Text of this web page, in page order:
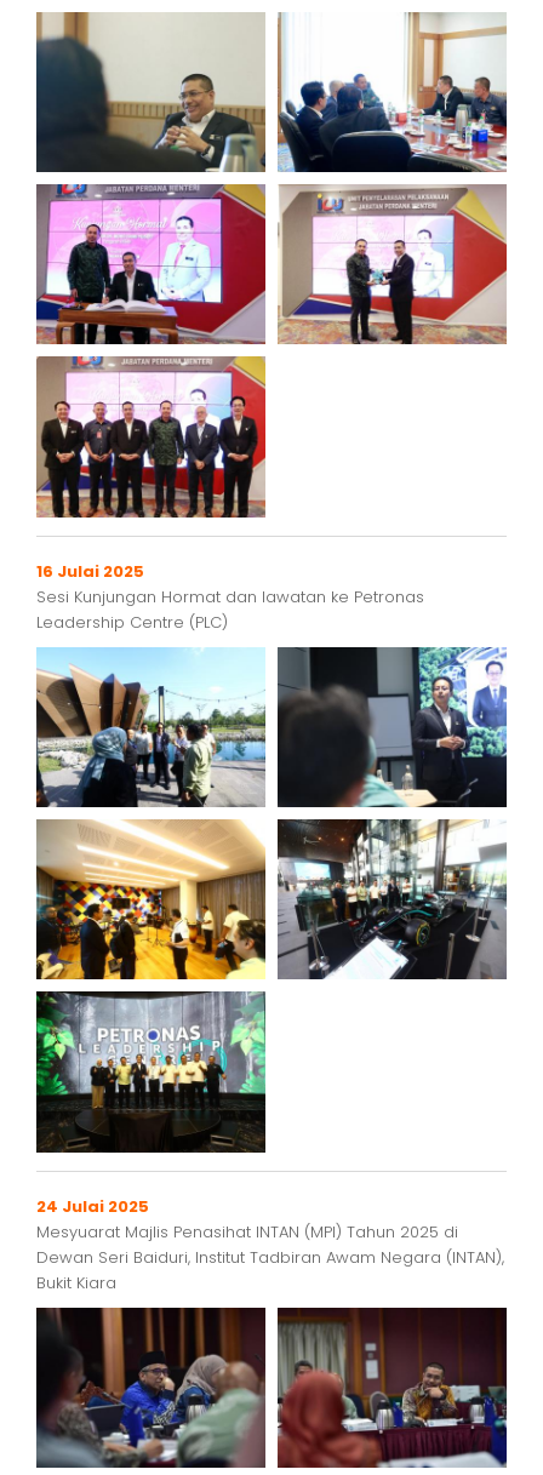
16 Julai 2025
Sesi Kunjungan Hormat dan lawatan ke Petronas
Leadership Centre (PLC)
24 Julai 2025
Mesyuarat Majlis Penasihat INTAN (MPI) Tahun 2025 di
Dewan Seri Baiduri, Institut Tadbiran Awam Negara (INTAN),
Bukit Kiara